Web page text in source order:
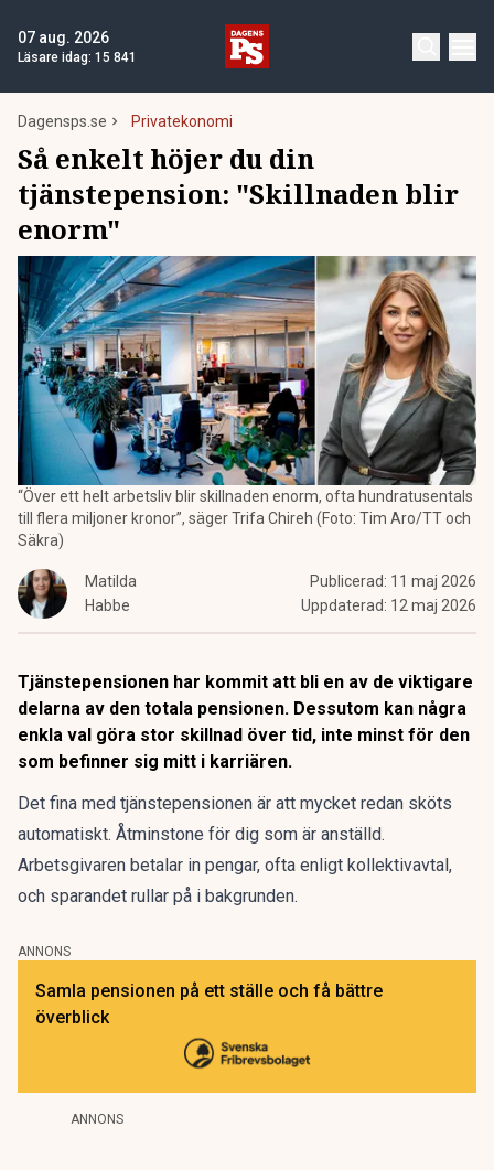
07 aug. 2026
Läsare idag: 15 841
Dagensps.se Privatekonomi
Så enkelt höjer du din
tjänstepension: "Skillnaden blir
enorm"
“Över ett helt arbetsliv blir skillnaden enorm, ofta hundratusentals
till flera miljoner kronor”, säger Trifa Chireh (Foto: Tim Aro/TT och
Säkra)
Matilda
Habbe
Publicerad: 11 maj 2026
Uppdaterad: 12 maj 2026
Tjänstepensionen har kommit att bli en av de viktigare
delarna av den totala pensionen. Dessutom kan några
enkla val göra stor skillnad över tid, inte minst för den
som befinner sig mitt i karriären.
Det fina med tjänstepensionen är att mycket redan sköts
automatiskt. Åtminstone för dig som är anställd.
Arbetsgivaren betalar in pengar, ofta enligt kollektivavtal,
och sparandet rullar på i bakgrunden.
ANNONS
Samla pensionen på ett ställe och få bättre
överblick
ANNONS